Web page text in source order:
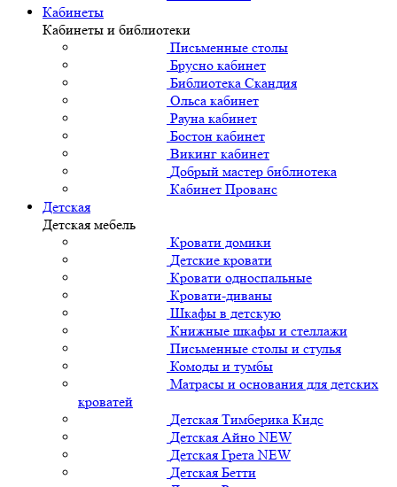
Кабинеты
Кабинеты и библиотеки
Письменные столы
Брусно кабинет
Библиотека Скандия
Ольса кабинет
Рауна кабинет
Бостон кабинет
Викинг кабинет
Добрый мастер библиотека
Кабинет Прованс
Детская
Детская мебель
Кровати домики
Детские кровати
Кровати односпальные
Кровати-диваны
Шкафы в детскую
Книжные шкафы и стеллажи
Письменные столы и стулья
Комоды и тумбы
Матрасы и основания для детских
кроватей
Детская Тимберика Кидс
Детская Айно NEW
Детская Грета NEW
Детская Бетти